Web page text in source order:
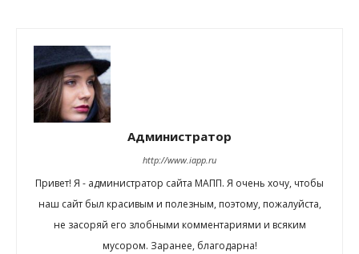
Администратор
http://www.iapp.ru
Привет! Я - администратор сайта МАПП. Я очень хочу, чтобы
наш сайт был красивым и полезным, поэтому, пожалуйста,
не засоряй его злобными комментариями и всяким
мусором. Заранее, благодарна!